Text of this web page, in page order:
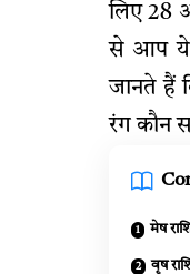
लिए 28
से आप ये
जानते हैं
रंग कौन
मेष
वृष